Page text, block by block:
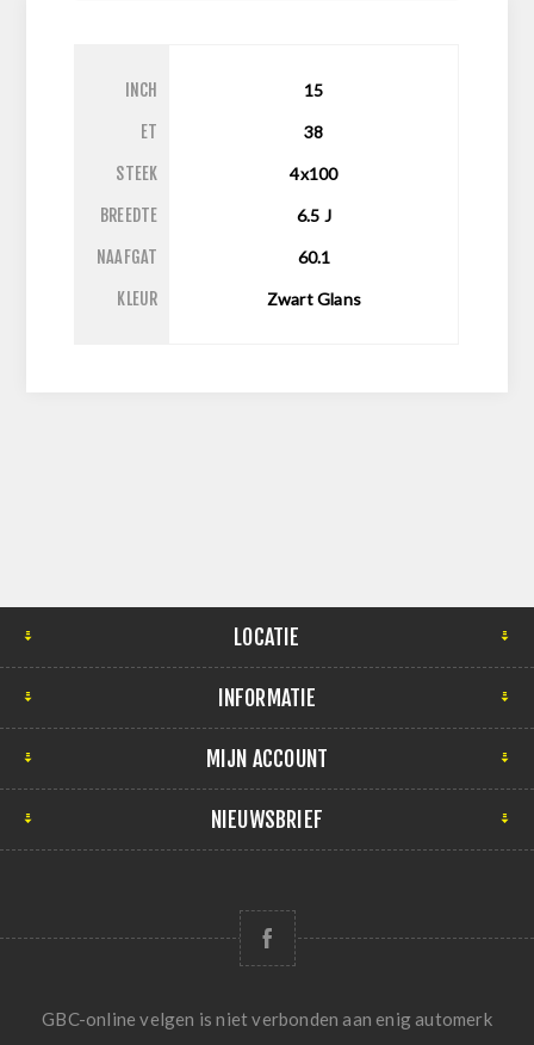
INCH 15
ET 38
STEEK 4x100
BREEDTE 6.5 J
NAAFGAT 60.1
KLEUR Zwart Glans
LOCATIE
INFORMATIE
MIJN ACCOUNT
NIEUWSBRIEF
GBC-online velgen is niet verbonden aan enig automerk